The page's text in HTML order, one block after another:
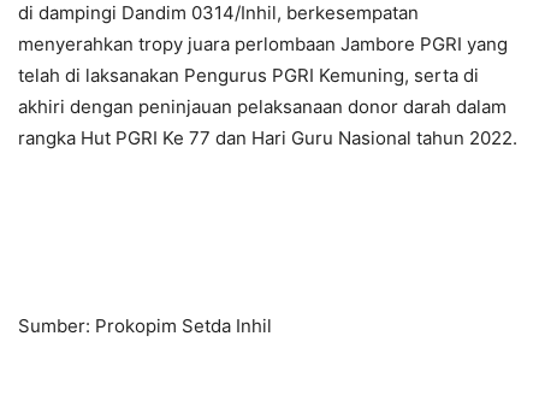
di dampingi Dandim 0314/Inhil, berkesempatan
menyerahkan tropy juara perlombaan Jambore PGRI yang
telah di laksanakan Pengurus PGRI Kemuning, serta di
akhiri dengan peninjauan pelaksanaan donor darah dalam
rangka Hut PGRI Ke 77 dan Hari Guru Nasional tahun 2022.
Sumber: Prokopim Setda Inhil